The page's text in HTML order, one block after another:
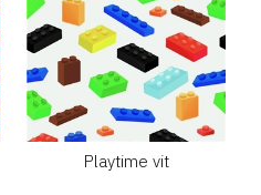
Playtime vit